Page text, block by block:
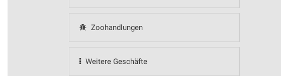
Zoohandlungen
Weitere Geschäfte